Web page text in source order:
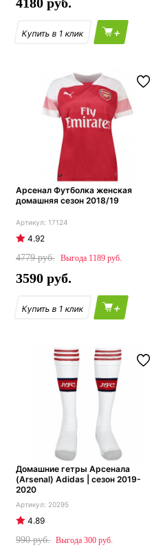
+
Арсенал Футболка женская
домашняя сезон 2018/19
17124
4.92
4779
1189
3590
+
Домашние гетры Арсенала
(Arsenal) Adidas | сезон 2019-
2020
20295
4.89
990
300